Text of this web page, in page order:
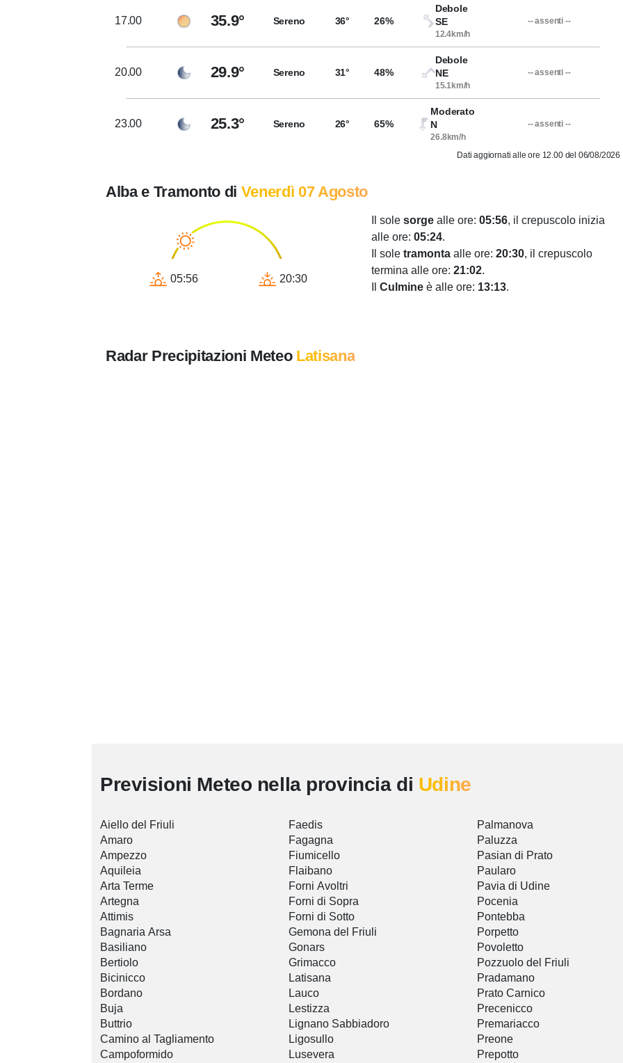
17.00 35.9° Sereno 36° 26%
Debole
SE
12.4km/h
-- assenti --
20.00 29.9° Sereno 31° 48%
Debole
NE
15.1km/h
-- assenti --
23.00 25.3° Sereno 26° 65%
Moderato
N
26.8km/h
-- assenti --
Dati aggiornati alle ore 12.00 del 06/08/2026
Alba e Tramonto di Venerdì 07 Agosto
05:56 20:30
Il sole sorge alle ore: 05:56, il crepuscolo inizia
alle ore: 05:24.
Il sole tramonta alle ore: 20:30, il crepuscolo
termina alle ore: 21:02.
Culmine è alle ore: 13:13.
Radar Precipitazioni Meteo Latisana
Previsioni Meteo nella provincia di Udine
Aiello del Friuli
Amaro
Ampezzo
Aquileia
Arta Terme
Artegna
Attimis
Bagnaria Arsa
Basiliano
Bertiolo
Bicinicco
Bordano
Buja
Buttrio
Camino al Tagliamento
Campoformido
Faedis
Fagagna
Fiumicello
Flaibano
Forni Avoltri
Forni di Sopra
Forni di Sotto
Gemona del Friuli
Gonars
Grimacco
Latisana
Lauco
Lestizza
Lignano Sabbiadoro
Ligosullo
Lusevera
Palmanova
Paluzza
Pasian di Prato
Paularo
Pavia di Udine
Pocenia
Pontebba
Porpetto
Povoletto
Pozzuolo del Friuli
Pradamano
Prato Carnico
Precenicco
Premariacco
Preone
Prepotto